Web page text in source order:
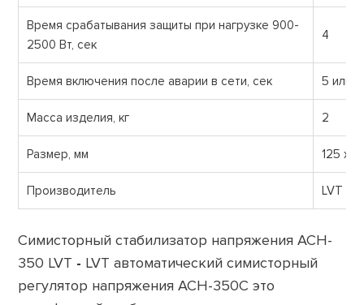
Время срабатывания защиты при нагрузке 900-
2500 Вт, сек
4
Время включения после аварии в сети, сек 5 или
Масса изделия, кг 2
Размер, мм 125 х
Производитель LVT
Симисторный стабилизатор напряжения ACH-
350 LVT - LVT автоматический симисторный
регулятор напряжения АСН-350С это